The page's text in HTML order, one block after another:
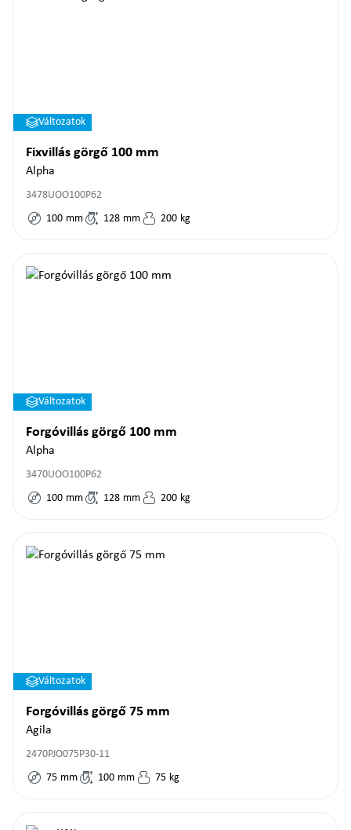
Változatok
Fixvillás görgő 100 mm
Alpha
3478UOO100P62
100 mm 128 mm 200 kg
Változatok
Forgóvillás görgő 100 mm
Alpha
3470UOO100P62
100 mm 128 mm 200 kg
Változatok
Forgóvillás görgő 75 mm
Agila
2470PJO075P30-11
75 mm 100 mm 75 kg